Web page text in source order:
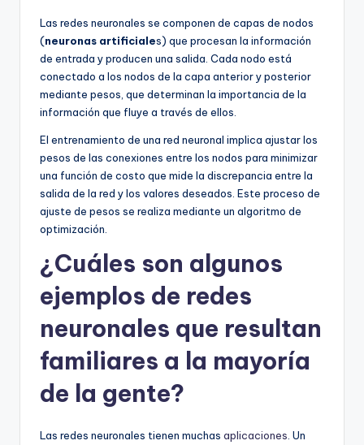
Las redes neuronales se componen de capas de nodos
(neuronas artificiales) que procesan la información
de entrada y producen una salida. Cada nodo está
conectado a los nodos de la capa anterior y posterior
mediante pesos, que determinan la importancia de la
información que fluye a través de ellos.
El entrenamiento de una red neuronal implica ajustar los
pesos de las conexiones entre los nodos para minimizar
una función de costo que mide la discrepancia entre la
salida de la red y los valores deseados. Este proceso de
ajuste de pesos se realiza mediante un algoritmo de
optimización.
¿Cuáles son algunos
ejemplos de redes
neuronales que resultan
familiares a la mayoría
de la gente?
Las redes neuronales tienen muchas aplicaciones. Un